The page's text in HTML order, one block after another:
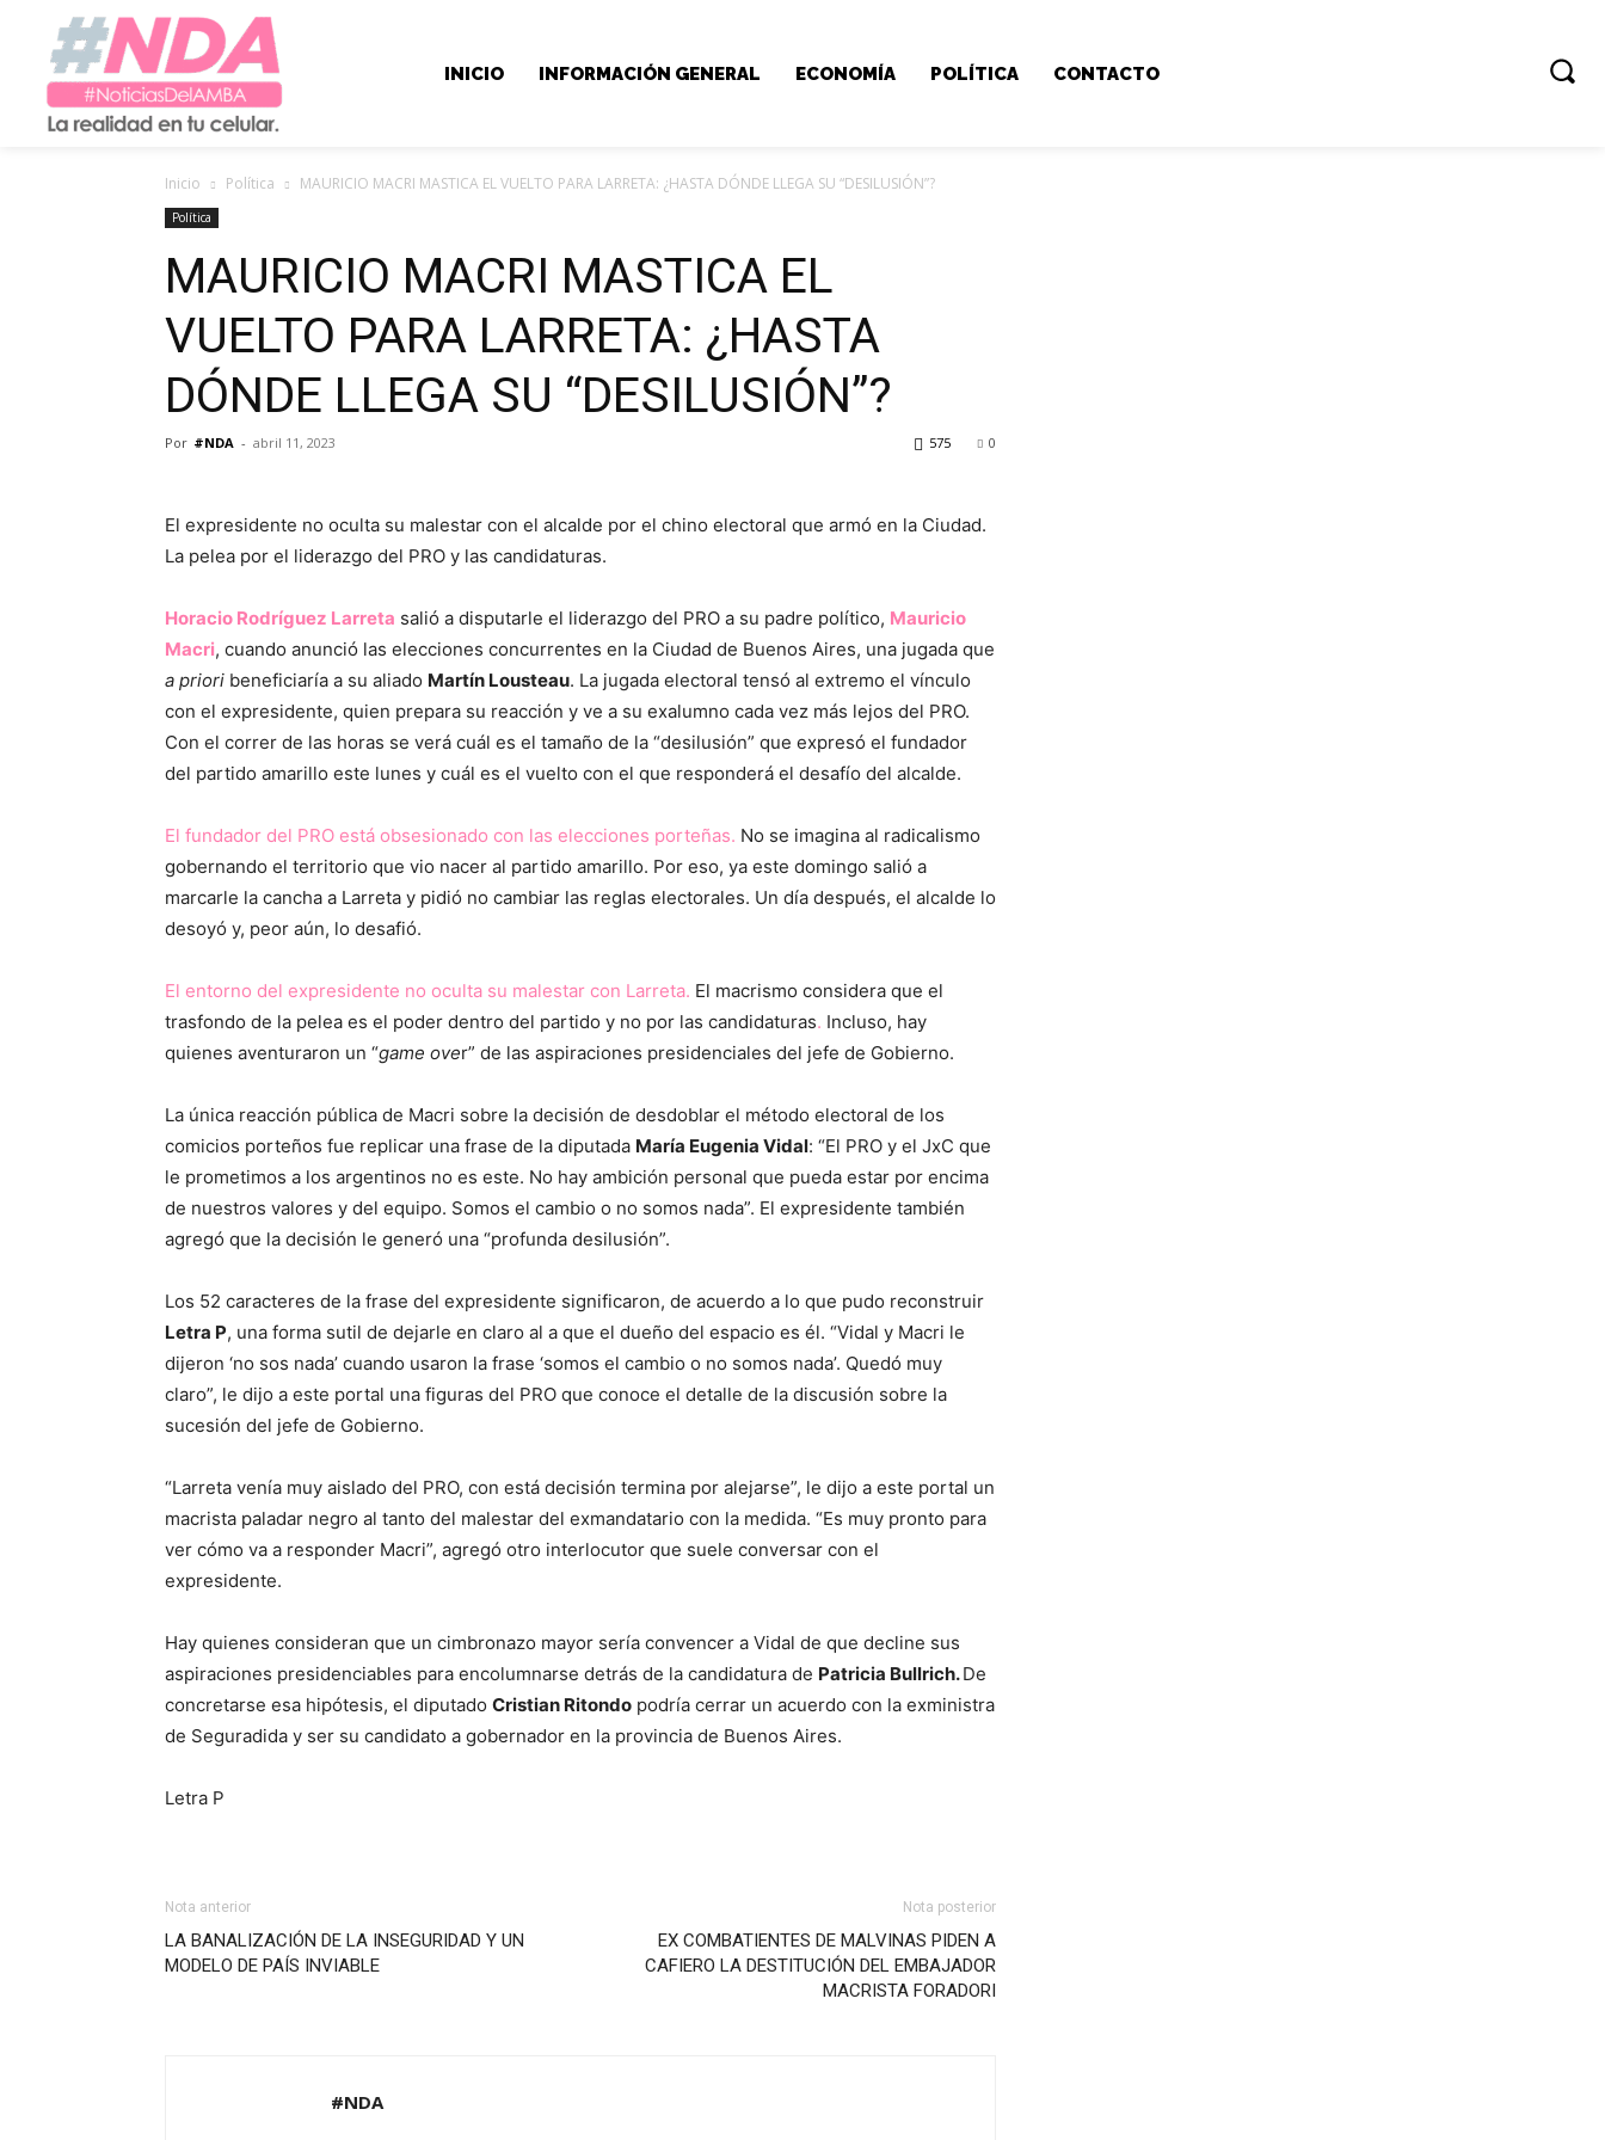
INICIO INFORMACIÓN GENERAL ECONOMÍA POLÍTICA CONTACTO
Inicio Política MAURICIO MACRI MASTICA EL VUELTO PARA LARRETA: ¿HASTA DÓNDE LLEGA SU “DESILUSIÓN”?
Política
MAURICIO MACRI MASTICA EL
VUELTO PARA LARRETA: ¿HASTA
DÓNDE LLEGA SU “DESILUSIÓN”?
Por #NDA - abril 11, 2023 0
575
El expresidente no oculta su malestar con el alcalde por el chino electoral que armó en la Ciudad.
La pelea por el liderazgo del PRO y las candidaturas.
Horacio Rodríguez Larreta salió a disputarle el liderazgo del PRO a su padre político, Mauricio
Macri, cuando anunció las elecciones concurrentes en la Ciudad de Buenos Aires, una jugada que
a priori beneficiaría a su aliado Martín Lousteau. La jugada electoral tensó al extremo el vínculo
con el expresidente, quien prepara su reacción y ve a su exalumno cada vez más lejos del PRO.
Con el correr de las horas se verá cuál es el tamaño de la “desilusión” que expresó el fundador
del partido amarillo este lunes y cuál es el vuelto con el que responderá el desafío del alcalde.
El fundador del PRO está obsesionado con las elecciones porteñas. No se imagina al radicalismo
gobernando el territorio que vio nacer al partido amarillo. Por eso, ya este domingo salió a
marcarle la cancha a Larreta y pidió no cambiar las reglas electorales. Un día después, el alcalde lo
desoyó y, peor aún, lo desafió.
El entorno del expresidente no oculta su malestar con Larreta. El macrismo considera que el
trasfondo de la pelea es el poder dentro del partido y no por las candidaturas. Incluso, hay
quienes aventuraron un “game over” de las aspiraciones presidenciales del jefe de Gobierno.
La única reacción pública de Macri sobre la decisión de desdoblar el método electoral de los
comicios porteños fue replicar una frase de la diputada María Eugenia Vidal: “El PRO y el JxC que
le prometimos a los argentinos no es este. No hay ambición personal que pueda estar por encima
de nuestros valores y del equipo. Somos el cambio o no somos nada”. El expresidente también
agregó que la decisión le generó una “profunda desilusión”.
Los 52 caracteres de la frase del expresidente significaron, de acuerdo a lo que pudo reconstruir
Letra P, una forma sutil de dejarle en claro al a que el dueño del espacio es él. “Vidal y Macri le
dijeron ‘no sos nada’ cuando usaron la frase ‘somos el cambio o no somos nada’. Quedó muy
claro”, le dijo a este portal una figuras del PRO que conoce el detalle de la discusión sobre la
sucesión del jefe de Gobierno.
“Larreta venía muy aislado del PRO, con está decisión termina por alejarse”, le dijo a este portal un
macrista paladar negro al tanto del malestar del exmandatario con la medida. “Es muy pronto para
ver cómo va a responder Macri”, agregó otro interlocutor que suele conversar con el
expresidente.
Hay quienes consideran que un cimbronazo mayor sería convencer a Vidal de que decline sus
aspiraciones presidenciables para encolumnarse detrás de la candidatura de Patricia Bullrich.De
concretarse esa hipótesis, el diputado Cristian Ritondo podría cerrar un acuerdo con la exministra
de Seguradida y ser su candidato a gobernador en la provincia de Buenos Aires.
Letra P
Nota anterior
LA BANALIZACIÓN DE LA INSEGURIDAD Y UN
MODELO DE PAÍS INVIABLE
Nota posterior
EX COMBATIENTES DE MALVINAS PIDEN A
CAFIERO LA DESTITUCIÓN DEL EMBAJADOR
MACRISTA FORADORI
#NDA